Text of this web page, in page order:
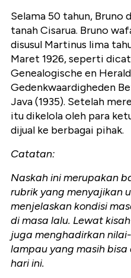
Selama 50 tahun, Bruno
tanah Cisarua. Bruno
disusul Martinus lima
Maret 1926, seperti
Genealogische en
Gedenkwaardigheden
Java (1935). Setelah
itu dikelola oleh para
dijual ke berbagai pihak.
Catatan:
Naskah ini merupakan
rubrik yang menyajikan
menjelaskan kondisi
di masa lalu. Lewat
juga menghadirkan
lampau yang masih
hari ini.